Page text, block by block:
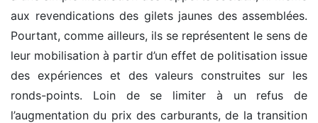
aux revendications des gilets jaunes des assemblées.
Pourtant, comme ailleurs, ils se représentent le sens de
leur mobilisation à partir d’un effet de politisation issue
des expériences et des valeurs construites sur les
ronds-points. Loin de se limiter à un refus de
l’augmentation du prix des carburants, de la transition